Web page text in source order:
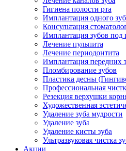
Гигиена полости рта
Имплантация одного
Консультация
Имплантация зубов под
Лечение пульпита
Лечение периодонтита
Имплантация передних
Пломбирование зубов
Пластика десны
Профессиональная
Резекция верхушки
Художественная
Удаление зуба мудрости
Удаление зуба
Удаление кисты зуба
Ультразвуковая чистка
Акции